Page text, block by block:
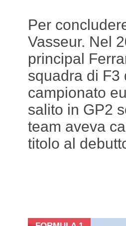
Per
Vasseur. Nel
principal
squadra di F3
campionato
salito in GP2
team aveva
titolo al